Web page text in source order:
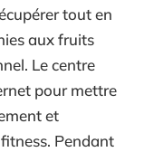
tout en
aux fruits
Le centre
pour mettre
et
Pendant